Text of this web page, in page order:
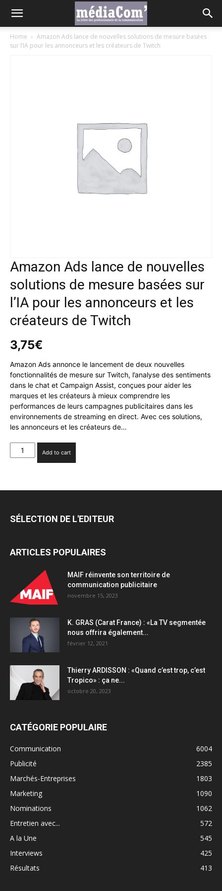
Home
Amazon Ads lance de nouvelles solutions de mesure basées
sur l’IA pour les annonceurs et les créateurs de Twitch
Amazon Ads lance de nouvelles
solutions de mesure basées sur
l’IA pour les annonceurs et les
créateurs de Twitch
3,75€
Amazon Ads annonce le lancement de deux nouvelles
fonctionnalités de mesure sur Twitch, l’analyse des sentiments
dans le chat et Campaign Assist, conçues pour aider les
marques et les créateurs à mieux comprendre les
performances de leurs campagnes publicitaires dans les
environnements de streaming en direct. Avec ces solutions,
les annonceurs et les créateurs de…
Amazon
Ads
nouvelles
mesure
l'IA
annonceurs
les
Twitch
quantity
Add to cart
SÉLECTION DE L'EDITEUR
ARTICLES POPULAIRES
MAIF réinvente son territoire de
communication publicitaire
novembre 15, 2023
K. GRAS (Carat France) : «La TV segmentée
nous offrira également...
février 12, 2021
Thierry ARDISSON : «Quand c’est trop, c’est
Tropico» : ça ne...
octobre 20, 2023
CATÉGORIE POPULAIRE
Communication
6004
Publicité
2385
Marchés-Entreprises
1803
Marketing
1090
Nominations
1062
Entretien avec...
572
A la Une
545
Interviews
425
Résultats
413